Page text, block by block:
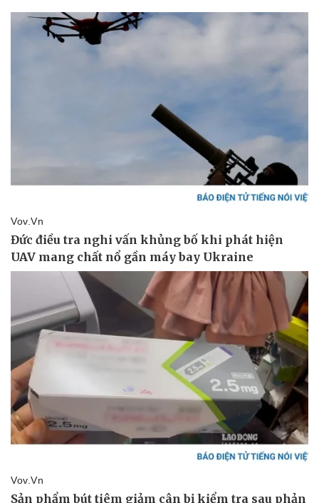
Tiêu dùng
Tỷ giá
Chứng khoán
Giá cà phê